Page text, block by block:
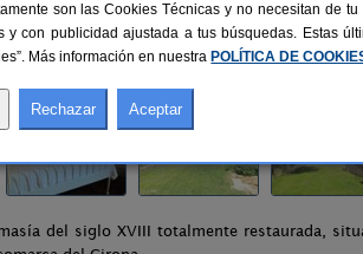
del siglo XVIII totalmente restaurada,
son las Cookies Técnicas y no necesitan de
con publicidad ajustada a tus búsquedas. Estas
Más información en nuestra POLÍTICA DE